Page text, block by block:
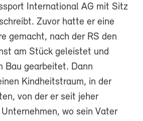
International AG mit Sitz
Zuvor hatte er eine
gemacht, nach der RS den
am Stück geleistet und
Bau gearbeitet. Dann
Kindheitstraum, in der
von der er seit jeher
wo sein Vater